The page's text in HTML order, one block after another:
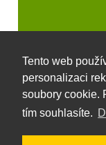
Tento web
personalizaci
soubory cookie.
tím souhlasíte.